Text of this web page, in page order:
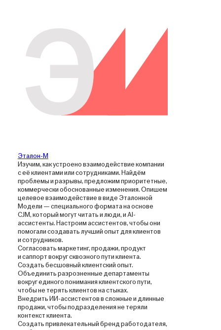
Эталон-М
Изучим, как устроено взаимодействие компании
с её клиентами или сотрудниками. Найдём
проблемы и разрывы, предложим приоритетные,
коммерчески обоснованные изменения. Опишем
целевое взаимодействие в виде Эталонной
Модели — специального формата на основе
CJM, который могут читать и люди, и AI-
ассистенты. Настроим ассистентов, чтобы они
помогали создавать лучший опыт для клиентов
и сотрудников.
Согласовать маркетинг, продажи, продукт
и саппорт вокруг сквозного пути клиента.
Создать бесшовный клиентский опыт.
Объединить разрозненные департаменты
вокруг единого понимания клиентского пути,
чтобы не терять клиентов на стыках.
Внедрить ИИ-ассистентов в сложные и длинные
продажи, чтобы подразделения не теряли
контекст клиента.
Создать привлекательный бренд работодателя,